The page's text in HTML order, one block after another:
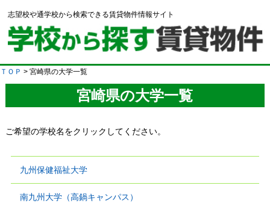
志望校や通学校から検索できる賃貸物件情報サイト
ＴＯＰ > 宮崎県の大学一覧
宮崎県の大学一覧
ご希望の学校名をクリックしてください。
九州保健福祉大学
南九州大学（高鍋キャンパス）